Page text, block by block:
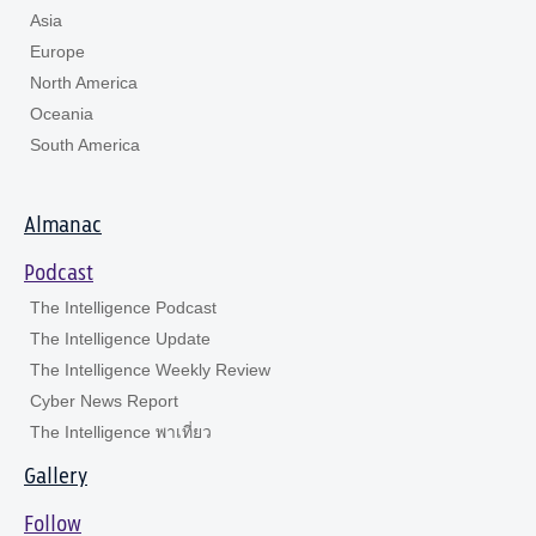
Asia
Europe
North America
Oceania
South America
Almanac
Podcast
The Intelligence Podcast
The Intelligence Update
The Intelligence Weekly Review
Cyber News Report
The Intelligence พาเที่ยว
Gallery
Follow